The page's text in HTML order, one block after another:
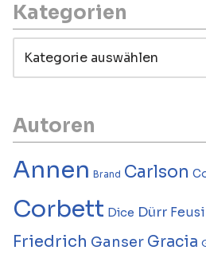
Kategorien
Autoren
Annen Brand Carlson
Corbett Dice Dürr Feusi
Friedrich Ganser Gracia